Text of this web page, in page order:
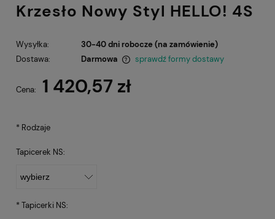
Krzesło Nowy Styl HELLO! 4S
Wysyłka:
30-40 dni robocze (na zamówienie)
Dostawa:
Darmowa
sprawdź formy dostawy
Cena: 1 420,57 zł
* Rodzaje
Tapicerek NS:
*Tapicerki NS: